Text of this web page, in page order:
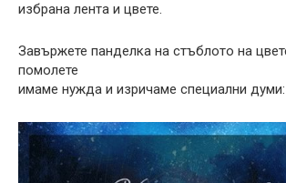
избрана лента и цвете.
Завържете панделка на стъблото на
помолете
имаме нужда и изричаме специални думи: